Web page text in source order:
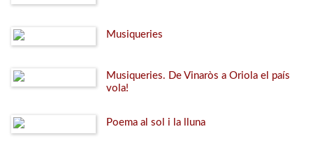
Musiqueries
Musiqueries. De Vinaròs a Oriola el país
vola!
Poema al sol i la lluna